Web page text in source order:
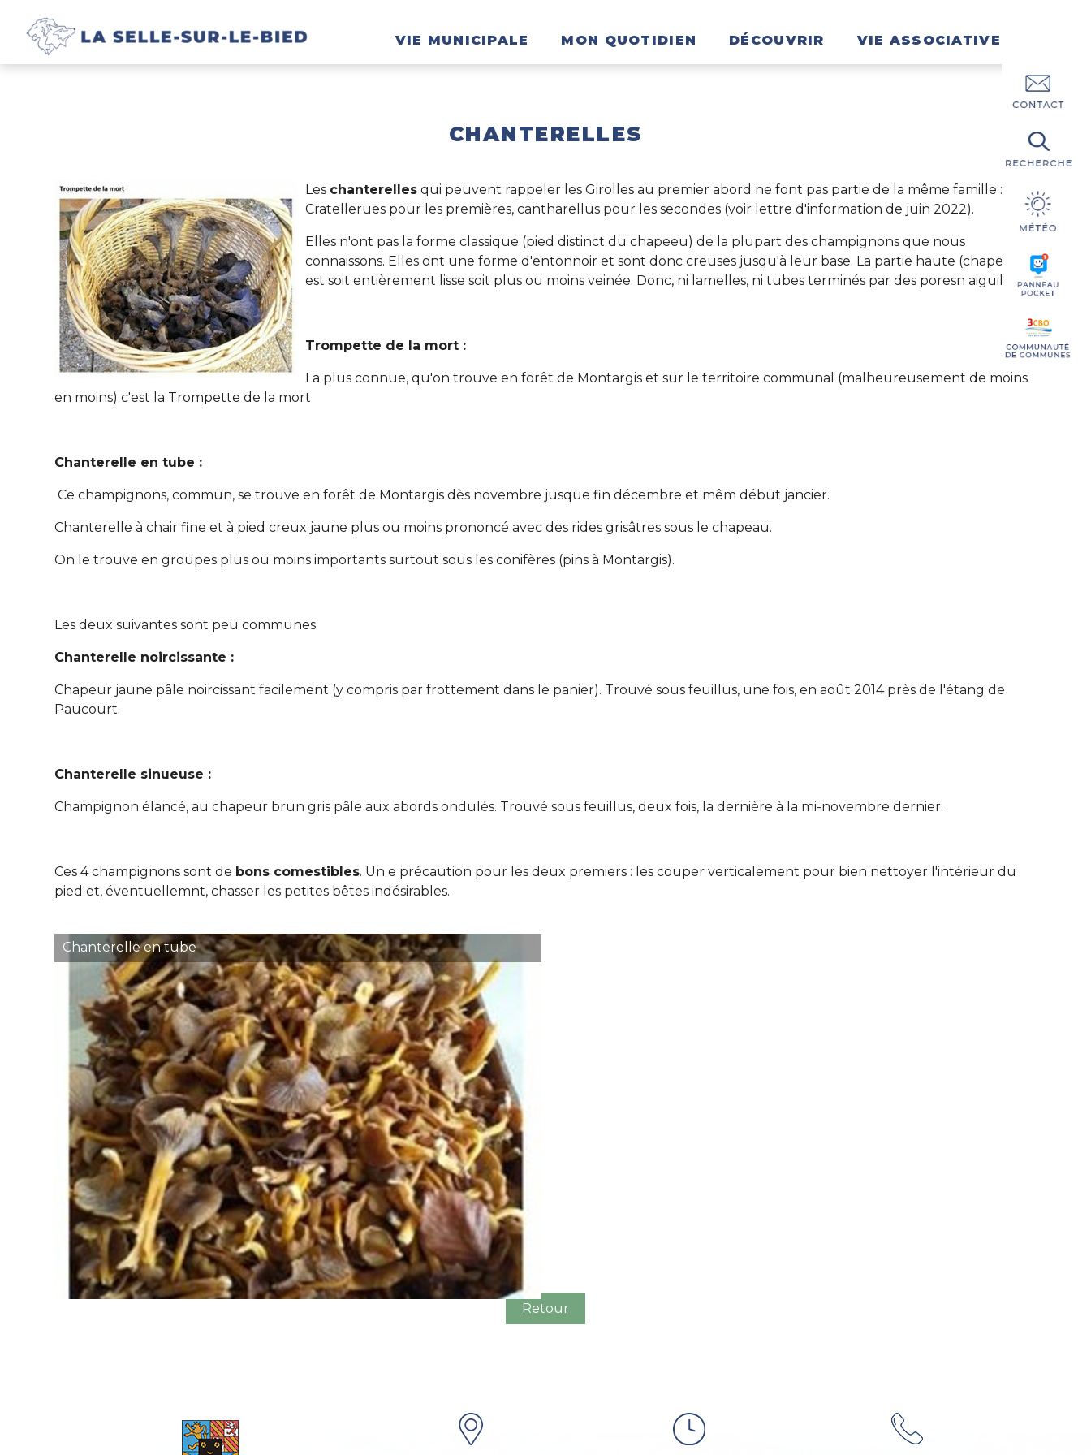
VIE MUNICIPALE MON QUOTIDIEN DÉCOUVRIR VIE ASSOCIATIVE
CHANTERELLES
Les chanterelles qui peuvent rappeler les Girolles au premier abord ne font pas partie de la même famille :
Cratellerues pour les premières, cantharellus pour les secondes (voir lettre d'information de juin 2022).
Elles n'ont pas la forme classique (pied distinct du chapeeu) de la plupart des champignons que nous
connaissons. Elles ont une forme d'entonnoir et sont donc creuses jusqu'à leur base. La partie haute (chapeau)
est soit entièrement lisse soit plus ou moins veinée. Donc, ni lamelles, ni tubes terminés par des poresn aiguillons.
Trompette de la mort :
La plus connue, qu'on trouve en forêt de Montargis et sur le territoire communal (malheureusement de moins
en moins) c'est la Trompette de la mort
Chanterelle en tube :
Ce champignons, commun, se trouve en forêt de Montargis dès novembre jusque fin décembre et mêm début jancier.
Chanterelle à chair fine et à pied creux jaune plus ou moins prononcé avec des rides grisâtres sous le chapeau.
On le trouve en groupes plus ou moins importants surtout sous les conifères (pins à Montargis).
Les deux suivantes sont peu communes.
Chanterelle noircissante :
Chapeur jaune pâle noircissant facilement (y compris par frottement dans le panier). Trouvé sous feuillus, une fois, en août 2014 près de l'étang de
Paucourt.
Chanterelle sinueuse :
Champignon élancé, au chapeur brun gris pâle aux abords ondulés. Trouvé sous feuillus, deux fois, la dernière à la mi-novembre dernier.
Ces 4 champignons sont de bons comestibles. Un e précaution pour les deux premiers : les couper verticalement pour bien nettoyer l'intérieur du
pied et, éventuellemnt, chasser les petites bêtes indésirables.
Chanterelle en tube
Retour